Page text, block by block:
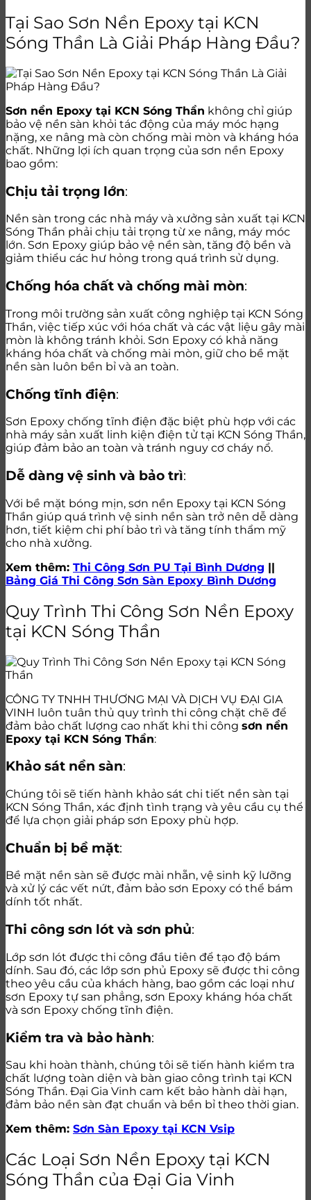
Tại Sao Sơn Nền Epoxy tại KCN
Sóng Thần Là Giải Pháp Hàng Đầu?
Sơn nền Epoxy tại KCN Sóng Thần không chỉ giúp
bảo vệ nền sàn khỏi tác động của máy móc hạng
nặng, xe nâng mà còn chống mài mòn và kháng hóa
chất. Những lợi ích quan trọng của sơn nền Epoxy
bao gồm:
Chịu tải trọng lớn:
Nền sàn trong các nhà máy và xưởng sản xuất tại KCN
Sóng Thần phải chịu tải trọng từ xe nâng, máy móc
lớn. Sơn Epoxy giúp bảo vệ nền sàn, tăng độ bền và
giảm thiểu các hư hỏng trong quá trình sử dụng.
Chống hóa chất và chống mài mòn:
Trong môi trường sản xuất công nghiệp tại KCN Sóng
Thần, việc tiếp xúc với hóa chất và các vật liệu gây mài
mòn là không tránh khỏi. Sơn Epoxy có khả năng
kháng hóa chất và chống mài mòn, giữ cho bề mặt
nền sàn luôn bền bỉ và an toàn.
Chống tĩnh điện:
Sơn Epoxy chống tĩnh điện đặc biệt phù hợp với các
nhà máy sản xuất linh kiện điện tử tại KCN Sóng Thần,
giúp đảm bảo an toàn và tránh nguy cơ cháy nổ.
Dễ dàng vệ sinh và bảo trì:
Với bề mặt bóng mịn, sơn nền Epoxy tại KCN Sóng
Thần giúp quá trình vệ sinh nền sàn trở nên dễ dàng
hơn, tiết kiệm chi phí bảo trì và tăng tính thẩm mỹ
cho nhà xưởng.
Xem thêm: Thi Công Sơn PU Tại Bình Dương ||
Bảng Giá Thi Công Sơn Sàn Epoxy Bình Dương
Quy Trình Thi Công Sơn Nền Epoxy
tại KCN Sóng Thần
CÔNG TY TNHH THƯƠNG MẠI VÀ DỊCH VỤ ĐẠI GIA
VINH luôn tuân thủ quy trình thi công chặt chẽ để
đảm bảo chất lượng cao nhất khi thi công sơn nền
Epoxy tại KCN Sóng Thần:
Khảo sát nền sàn:
Chúng tôi sẽ tiến hành khảo sát chi tiết nền sàn tại
KCN Sóng Thần, xác định tình trạng và yêu cầu cụ thể
để lựa chọn giải pháp sơn Epoxy phù hợp.
Chuẩn bị bề mặt:
Bề mặt nền sàn sẽ được mài nhẵn, vệ sinh kỹ lưỡng
và xử lý các vết nứt, đảm bảo sơn Epoxy có thể bám
dính tốt nhất.
Thi công sơn lót và sơn phủ:
Lớp sơn lót được thi công đầu tiên để tạo độ bám
dính. Sau đó, các lớp sơn phủ Epoxy sẽ được thi công
theo yêu cầu của khách hàng, bao gồm các loại như
sơn Epoxy tự san phẳng, sơn Epoxy kháng hóa chất
và sơn Epoxy chống tĩnh điện.
Kiểm tra và bảo hành:
Sau khi hoàn thành, chúng tôi sẽ tiến hành kiểm tra
chất lượng toàn diện và bàn giao công trình tại KCN
Sóng Thần. Đại Gia Vinh cam kết bảo hành dài hạn,
đảm bảo nền sàn đạt chuẩn và bền bỉ theo thời gian.
Xem thêm: Sơn Sàn Epoxy tại KCN Vsip
Các Loại Sơn Nền Epoxy tại KCN
Sóng Thần của Đại Gia Vinh